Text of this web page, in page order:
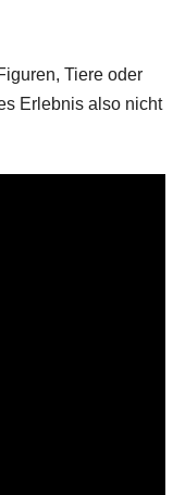
Tiere oder
Erlebnis also nicht